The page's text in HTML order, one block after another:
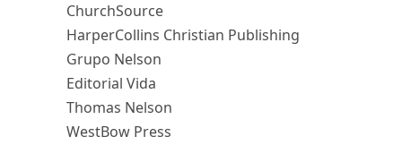
ChurchSource
HarperCollins Christian Publishing
Grupo Nelson
Editorial Vida
Thomas Nelson
WestBow Press